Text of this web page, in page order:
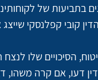
בתביעות של
קובי קפלנסקי
הסיכויים שלו
דעו, אם קרה משהו,